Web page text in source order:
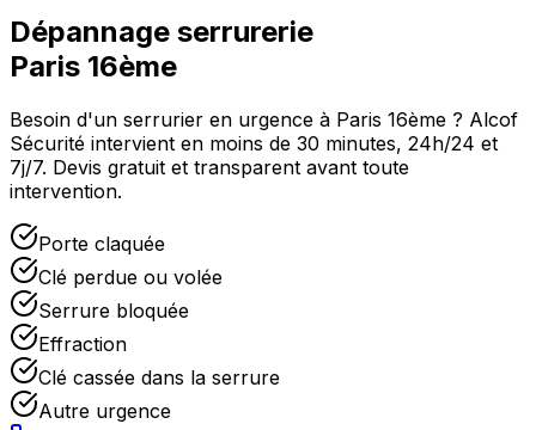
Dépannage serrurerie
Paris 16ème
Besoin d'un serrurier en urgence à Paris 16ème ? Alcof
Sécurité intervient en moins de 30 minutes, 24h/24 et
7j/7. Devis gratuit et transparent avant toute
intervention.
Porte claquée
Clé perdue ou volée
Serrure bloquée
Effraction
Clé cassée dans la serrure
Autre urgence